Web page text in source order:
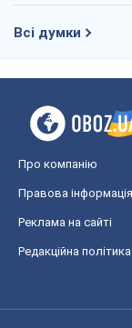
Всі думки
Про компанію
Правова інформація
Реклама на сайті
Редакційна політика